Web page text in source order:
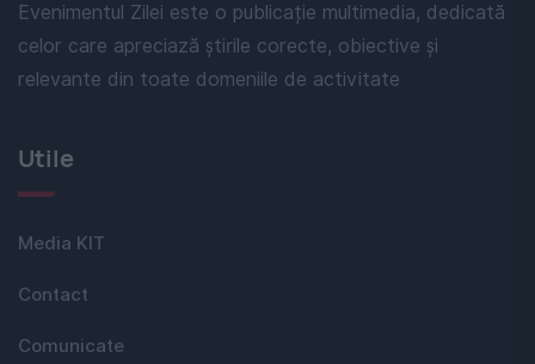
Evenimentul Zilei este o publicație multimedia, dedicată
celor care apreciază știrile corecte, obiective și
relevante din toate domeniile de activitate
Utile
Media KIT
Contact
Comunicate